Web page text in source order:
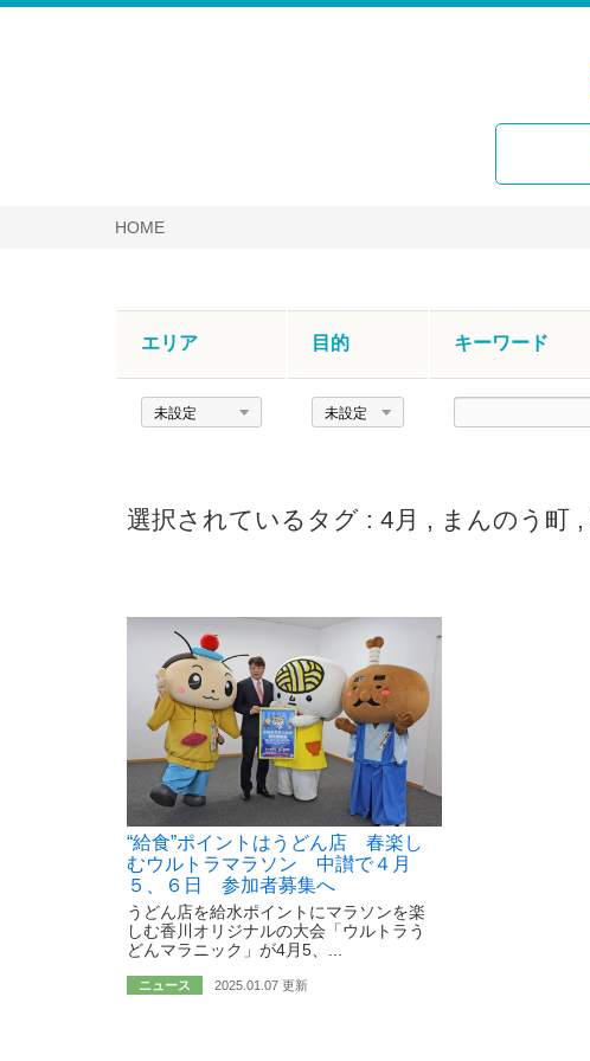
HOME
エリア 目的 キーワード
エ
目
ド
選択されているタグ : 4月 , まんのう町 ,
“給食”ポイントはうどん店 春楽し
むウルトラマラソン 中讃で４月
５、６日 参加者募集へ
うどん店を給水ポイントにマラソンを楽
しむ香川オリジナルの大会「ウルトラう
どんマラニック」が4月5、...
ニュース 2025.01.07 更新